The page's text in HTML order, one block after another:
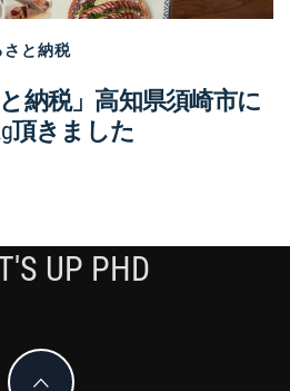
さと納税
と納税」高知県須崎市に
頂きました
UP PHD